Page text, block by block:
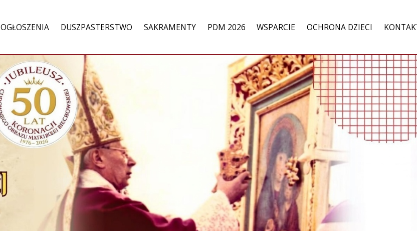
OGŁOSZENIA DUSZPASTERSTWO SAKRAMENTY PDM 2026 WSPARCIE OCHRONA DZIECI